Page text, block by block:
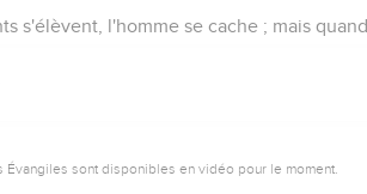
s'élèvent, l'homme se cache ; mais
Évangiles sont disponibles en vidéo pour le moment.